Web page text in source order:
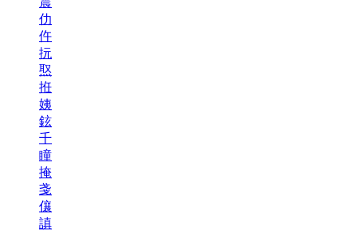
仂
仵
抏
焣
拰
姨
鉉
千
瞳
掩
戔
儴
謓